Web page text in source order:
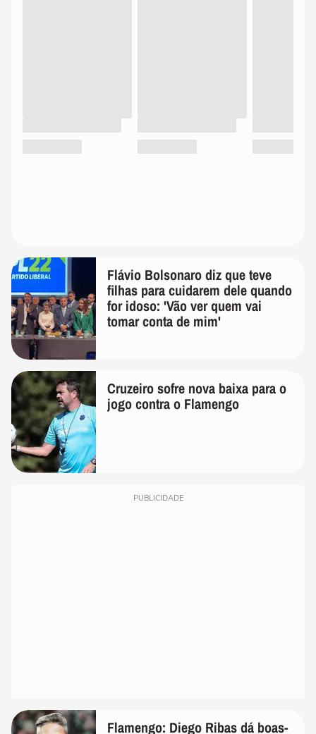
Flávio Bolsonaro diz que teve
filhas para cuidarem dele quando
for idoso: 'Vão ver quem vai
tomar conta de mim'
Cruzeiro sofre nova baixa para o
jogo contra o Flamengo
PUBLICIDADE
Flamengo: Diego Ribas dá boas-